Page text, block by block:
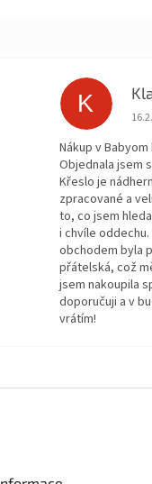
z 5 hvězdiček.K
Nákup v
Objednala jsem
Křeslo je
zpracované a
to, co jsem
i chvíle
obchodem byla
přátelská, což
jsem nakoupila
doporučuji a v
vrátím!